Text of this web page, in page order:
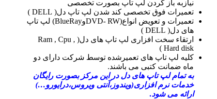
نیازبه باز کردن لپ تاپ بصورت تخصصی
تعمیرات فوق تخصصی کند شدن لپ تاپ دل( DELL )
تعمیرات و تعویض انواع(DVD- RWوBlueRay) لپ تاپ
های دل( DELL )
ارتقاء سخت افزاری لپ تاپ های دل( Ram , Cpu ,
Hard disk )
کلیه لپ تاپ های تعمیرشده توسط شرکت دارای دو
ماه ضمانت کتبی می باشند.
به تمام لپ تاپ های دل در این مرکز بصورت رایگان
خدمات نرم افزاری(ویندوز،آنتی ویروس،درایورو…)
ارائه می شود.